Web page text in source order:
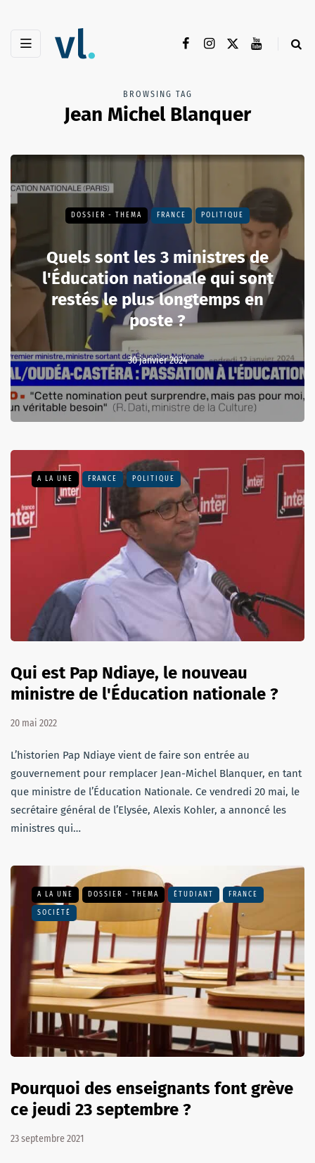
BROWSING TAG
Jean Michel Blanquer
DOSSIER - THEMA FRANCE POLITIQUE
Quels sont les 3 ministres de
l'Éducation nationale qui sont
restés le plus longtemps en
poste ?
30 janvier 2024
A LA UNE FRANCE POLITIQUE
Qui est Pap Ndiaye, le nouveau
ministre de l'Éducation nationale ?
20 mai 2022
L’historien Pap Ndiaye vient de faire son entrée au
gouvernement pour remplacer Jean-Michel Blanquer, en tant
que ministre de l’Éducation Nationale. Ce vendredi 20 mai, le
secrétaire général de l’Elysée, Alexis Kohler, a annoncé les
ministres qui…
A LA UNE DOSSIER - THEMA ÉTUDIANT FRANCE
SOCIÉTÉ
Pourquoi des enseignants font grève
ce jeudi 23 septembre ?
23 septembre 2021